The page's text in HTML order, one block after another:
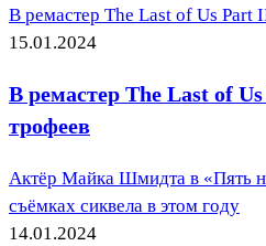
В ремастер The Last of Us Part
15.01.2024
В ремастер The Last of
трофеев
Актёр Майка Шмидта в «Пять
съёмках сиквела в этом году
14.01.2024